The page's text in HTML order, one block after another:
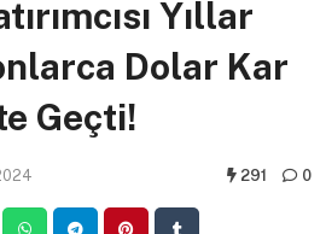
Yıllar
Dolar Kar
Geçti!
291 0